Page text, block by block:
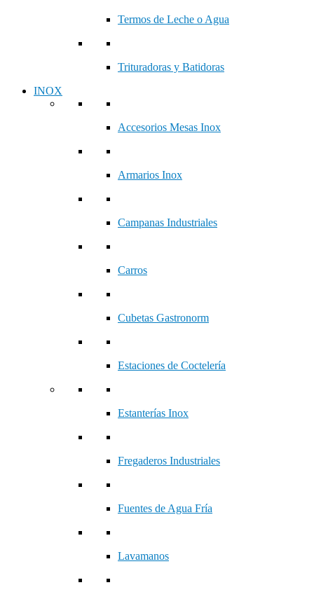
Termos de Leche o Agua
Trituradoras y Batidoras
INOX
Accesorios Mesas Inox
Armarios Inox
Campanas Industriales
Carros
Cubetas Gastronorm
Estaciones de Coctelería
Estanterías Inox
Fregaderos Industriales
Fuentes de Agua Fría
Lavamanos